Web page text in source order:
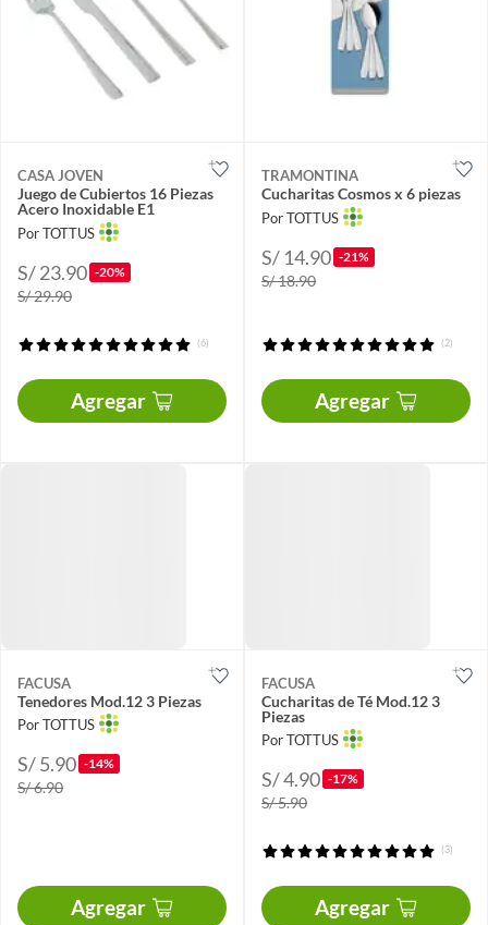
CASA JOVEN
Juego de Cubiertos 16 Piezas
Acero Inoxidable E1
Por TOTTUS
S/ 23.90 -20%
S/ 29.90
(6)
Agregar
TRAMONTINA
Cucharitas Cosmos x 6 piezas
Por TOTTUS
S/ 14.90 -21%
S/ 18.90
(2)
Agregar
FACUSA
Tenedores Mod.12 3 Piezas
Por TOTTUS
S/ 5.90 -14%
S/ 6.90
Agregar
FACUSA
Cucharitas de Té Mod.12 3
Piezas
Por TOTTUS
S/ 4.90 -17%
S/ 5.90
(3)
Agregar